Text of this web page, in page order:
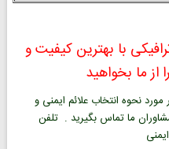
با بهترین کیفیت و
از ما بخواهید
نحوه انتخاب علائم ایمنی و
ما تماس بگیرید . تلفن